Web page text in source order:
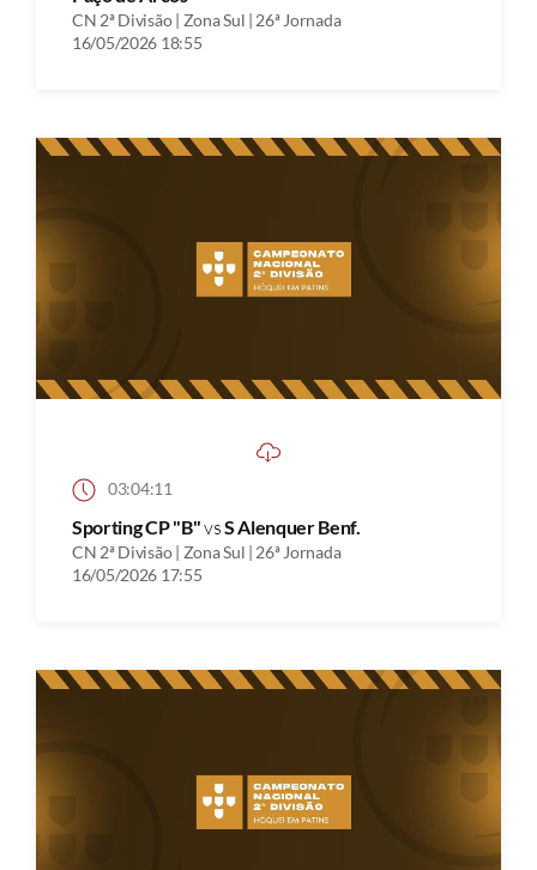
CN 2ª Divisão | Zona Sul | 26ª Jornada
16/05/2026 18:55
03:04:11
Sporting CP "B"vsS Alenquer Benf.
CN 2ª Divisão | Zona Sul | 26ª Jornada
16/05/2026 17:55